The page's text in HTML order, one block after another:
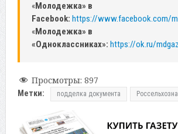
«Молодежка» в
Facebook: https://www.facebook.com/
«Молодежка» в
«Одноклассниках»: https://ok.ru/
Просмотры: 897
Метки: подделка документа